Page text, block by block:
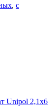
, с
Unipol 2,1х6